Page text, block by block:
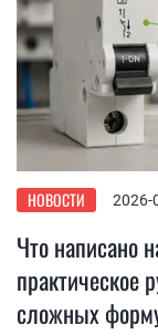
НОВОСТИ 2026-
Что написано
практическое
сложных